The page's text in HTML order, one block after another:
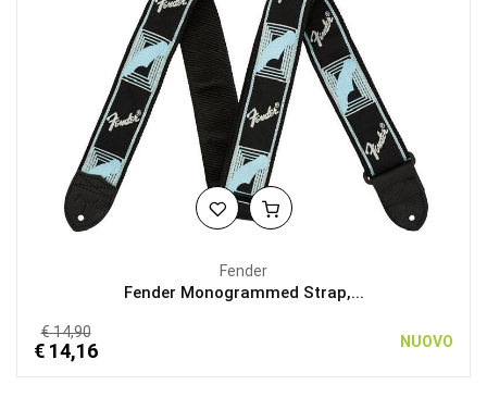
Fender
Fender Monogrammed Strap,...
€ 14,90
€ 14,16 NUOVO